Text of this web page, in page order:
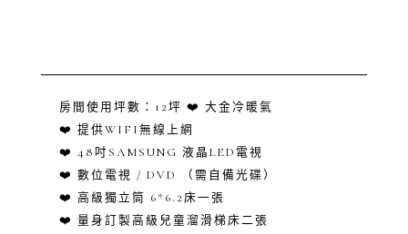
房間使用坪數：12坪 ❤️ 大金冷暖氣
❤️ 提供WIFI無線上網
❤️ 48吋SAMSUNG 液晶LED電視
❤️ 數位電視 / DVD （需自備光碟）
❤️ 高級獨立筒 6*6.2床一張
❤️ 量身訂製高級兒童溜滑梯床二張